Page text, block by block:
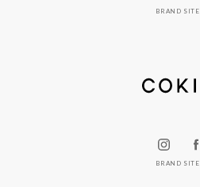
BRAND SITE
BRAND SITE